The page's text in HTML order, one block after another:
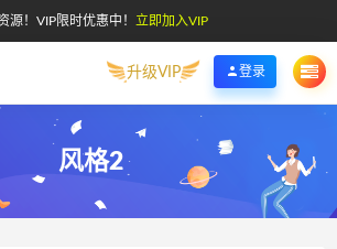
源！VIP限时优惠中！ 立即加入VIP
升级VIP 登录
风格2